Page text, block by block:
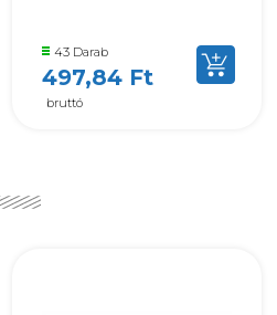
43 Darab
497,84 Ft
bruttó